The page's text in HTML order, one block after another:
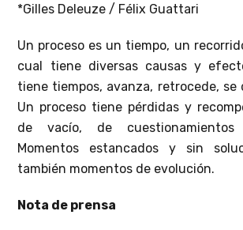
*Gilles Deleuze / Félix Guattari
Un proceso es un tiempo, un
cual tiene diversas causas y
tiene tiempos, avanza, retrocede, se
Un proceso tiene pérdidas y
de vacío, de
Momentos estancados y sin
también momentos de evolución.
Nota de prensa